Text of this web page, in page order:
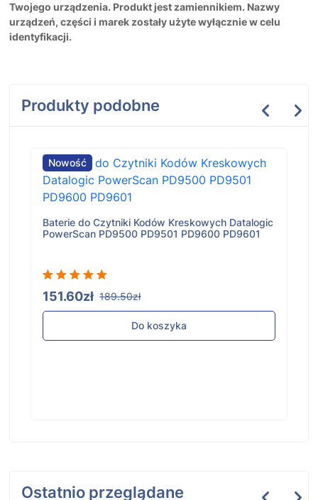
Twojego urządzenia. Produkt jest zamiennikiem. Nazwy
urządzeń, części i marek zostały użyte wyłącznie w celu
identyfikacji.
Produkty podobne
Nowość
Baterie do Czytniki Kodów Kreskowych Datalogic
PowerScan PD9500 PD9501 PD9600 PD9601
151.60zł 189.50zł
Do koszyka
Ostatnio przeglądane